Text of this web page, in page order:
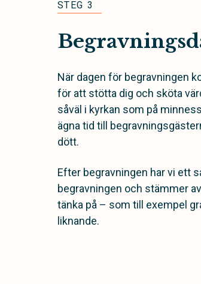
STEG 3
När dagen för begravningen
för att stötta dig och sköta
såväl i kyrkan som på
ägna tid till
dött.
Efter begravningen har vi ett
begravningen och stämmer
tänka på – som till exempel
liknande.